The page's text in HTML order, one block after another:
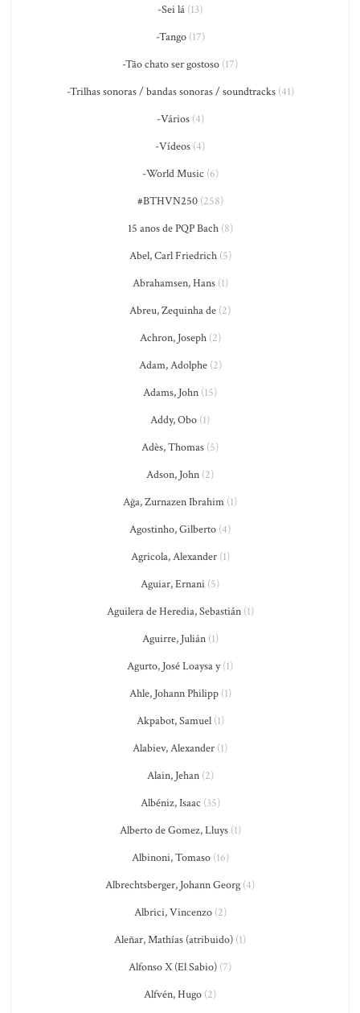
-Sei lá (13)
-Tango(17)
-Tão chato ser gostoso (17)
-Trilhas sonoras / bandas sonoras / soundtracks(41)
-Vários(4)
-Vídeos (4)
-World Music (6)
#BTHVN250(258)
15 anos de PQP Bach(8)
Abel, Carl Friedrich(5)
Abrahamsen, Hans(1)
Abreu, Zequinha de (2)
Achron, Joseph(2)
Adam, Adolphe(2)
Adams, John (15)
Addy, Obo (1)
Adès, Thomas (5)
Adson, John (2)
Ağa, Zurnazen Ibrahim (1)
Agostinho, Gilberto (4)
Agricola, Alexander(1)
Aguiar, Ernani (5)
Aguilera de Heredia, Sebastián(1)
Aguirre, Julián(1)
Agurto, José Loaysa y(1)
Ahle, Johann Philipp(1)
Akpabot, Samuel(1)
Alabiev, Alexander (1)
Alain, Jehan(2)
Albéniz, Isaac (35)
Alberto de Gomez, Lluys(1)
Albinoni, Tomaso(16)
Albrechtsberger, Johann Georg (4)
Albrici, Vincenzo(2)
Aleñar, Mathías (atribuido) (1)
Alfonso X (El Sabio) (7)
Alfvén, Hugo (2)